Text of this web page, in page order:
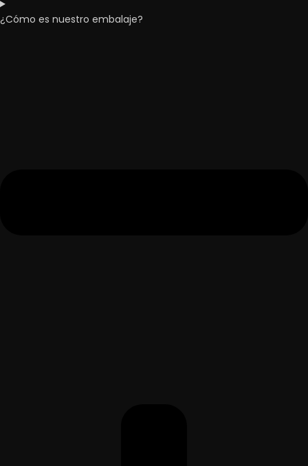
¿Cómo es nuestro embalaje?